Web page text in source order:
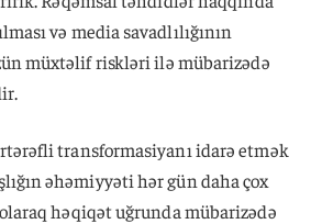
və media savadlılığının
müxtəlif riskləri ilə mübarizədə
transformasiyanı idarə etmək
əhəmiyyəti hər gün daha çox
həqiqət uğrunda mübarizədə